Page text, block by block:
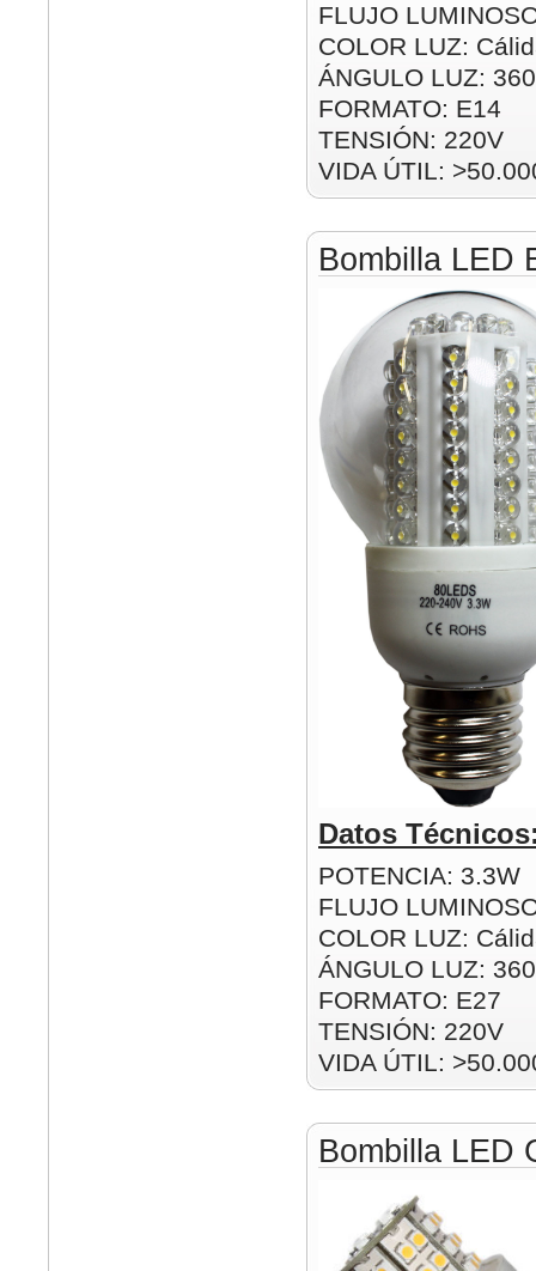
FLUJO
COLOR LUZ:
ÁNGULO LUZ:
FORMATO: E14
TENSIÓN: 220V
VIDA ÚTIL:
Bombilla LED
Datos
POTENCIA: 3.3W
FLUJO
COLOR LUZ:
ÁNGULO LUZ:
FORMATO: E27
TENSIÓN: 220V
VIDA ÚTIL:
Bombilla LED